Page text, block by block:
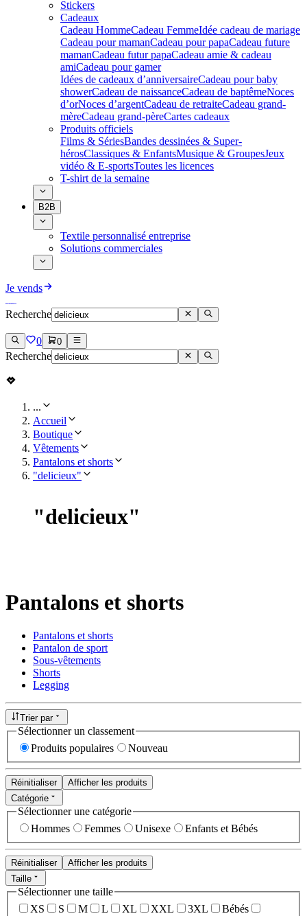
Stickers
Cadeaux
Cadeau HommeCadeau FemmeIdée cadeau de mariage​
Cadeau pour mamanCadeau pour papaCadeau future
mamanCadeau futur papaCadeau amie & cadeau
amiCadeau pour gamer
Idées de cadeaux d’anniversaireCadeau pour baby
showerCadeau de naissanceCadeau de baptêmeNoces
d’orNoces d’argentCadeau de retraiteCadeau grand-
mèreCadeau grand-pèreCartes cadeaux
Produits officiels
Films & SériesBandes dessinées & Super-
hérosClassiques & EnfantsMusique & GroupesJeux
vidéo & E-sportsToutes les licences
T-shirt de la semaine
B2B
Textile personnalisé entreprise
Solutions commerciales
Je vends
Recherche
0 0
Recherche
...
Accueil
Boutique
Vêtements
Pantalons et shorts
"delicieux"
"delicieux"
Pantalons et shorts
Pantalons et shorts
Pantalon de sport
Sous-vêtements
Shorts
Legging
Trier par
Sélectionner un classement
Produits populaires
Nouveau
Réinitialiser
Afficher les produits
Catégorie
Sélectionner une catégorie
Hommes
Femmes Unisexe Enfants et Bébés
Réinitialiser
Afficher les produits
Taille
Sélectionner une taille
XS
S M L XL XXL 3XL
Bébés